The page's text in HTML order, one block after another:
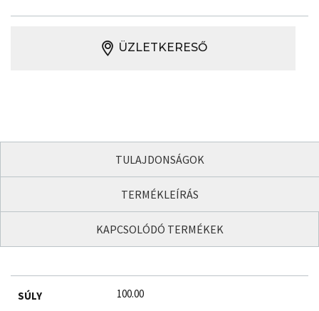
ÜZLETKERESŐ
TULAJDONSÁGOK
TERMÉKLEÍRÁS
KAPCSOLÓDÓ TERMÉKEK
SÚLY 100.00